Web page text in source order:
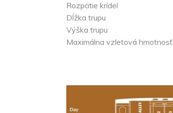
Rozpätie krídel
Dĺžka trupu
Výška trupu
Maximálna vzletová hmotnosť